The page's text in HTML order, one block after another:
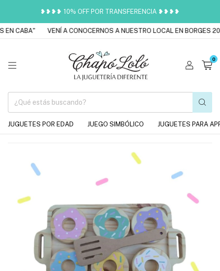
❥❥❥❥ 10% OFF POR TRANSFERENCIA ❥❥❥❥
CABA" VENÍ A CONOCERNOS A NUESTRO LOCAL EN BORGES
0
JUGUETES POR EDAD JUEGO SIMBÓLICO JUGUETES PARA